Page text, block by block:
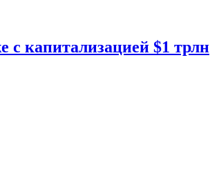
капитализацией $1 трлн